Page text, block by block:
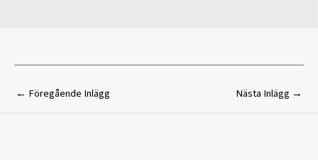
← Föregående Inlägg Nästa Inlägg →